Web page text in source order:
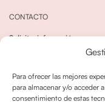
Para ofrecer las mejores
para almacenar y/o acceder
consentimiento de estas
CONTACTO
Solicitar información